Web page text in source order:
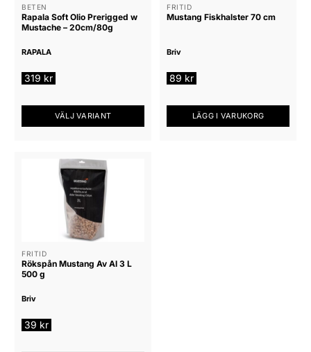
alternativen
kan
väljas
på
alternativen
kan
på
BETEN
Rapala Soft Olio Prerigged w
Mustache – 20cm/80g
RAPALA
319 kr
VÄLJ VARIANT
produkten
alternativen
kan
väljas
på
FRITID
Mustang Fiskhalster 70 cm
Briv
89 kr
LÄGG I VARUKORG
FRITID
Rökspån Mustang Av Al 3 L
500 g
Briv
39 kr